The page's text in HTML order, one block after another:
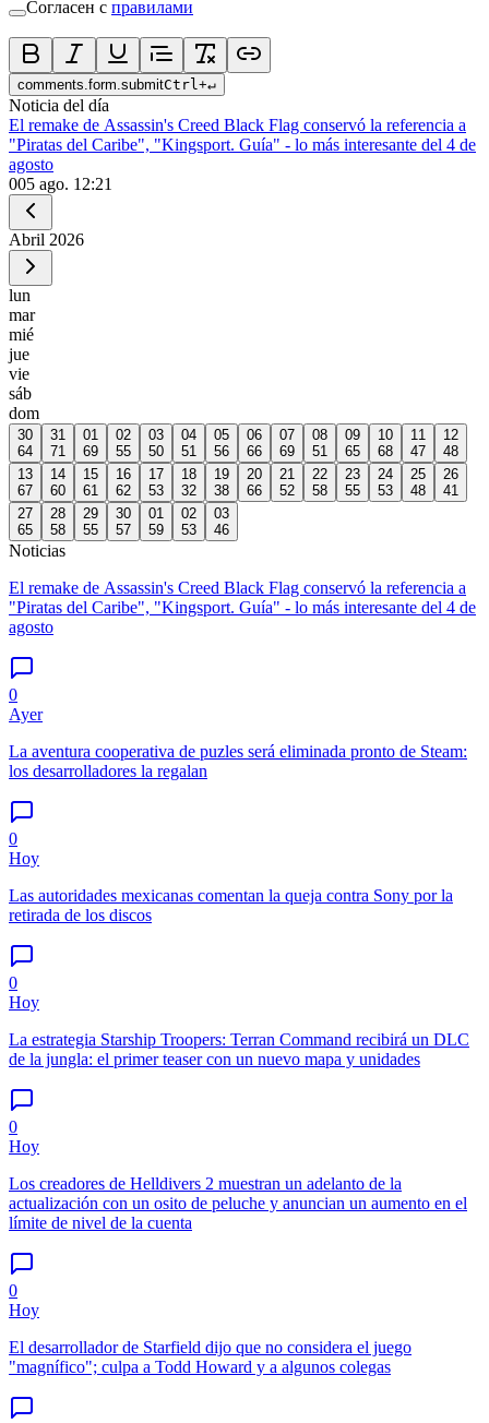
Согласен с правилами
comments.form.submitCtrl +↵
Noticia del día
El remake de Assassin's Creed Black Flag conservó la referencia a
"Piratas del Caribe", "Kingsport. Guía" - lo más interesante del 4 de
agosto
005 ago. 12:21
Abril 2026
lun
mar
mié
jue
vie
sáb
dom
30
64
31
71
01
69
02
55
03
50
04
51
05
56
06
66
07
69
08
51
09
65
10
68
11
47
12
48
13
67
14
60
15
61
16
62
17
53
18
32
19
38
20
66
21
52
22
58
23
55
24
53
25
48
26
41
27
65
28
58
29
55
30
57
01
59
02
53
03
46
Noticias
El remake de Assassin's Creed Black Flag conservó la referencia a
"Piratas del Caribe", "Kingsport. Guía" - lo más interesante del 4 de
agosto
0
Ayer
La aventura cooperativa de puzles será eliminada pronto de Steam:
los desarrolladores la regalan
0
Hoy
Las autoridades mexicanas comentan la queja contra Sony por la
retirada de los discos
0
Hoy
La estrategia Starship Troopers: Terran Command recibirá un DLC
de la jungla: el primer teaser con un nuevo mapa y unidades
0
Hoy
Los creadores de Helldivers 2 muestran un adelanto de la
actualización con un osito de peluche y anuncian un aumento en el
límite de nivel de la cuenta
0
Hoy
El desarrollador de Starfield dijo que no considera el juego
"magnífico"; culpa a Todd Howard y a algunos colegas